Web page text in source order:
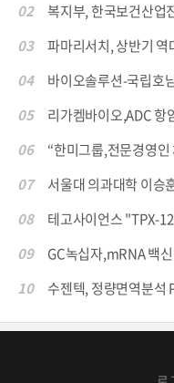
02
복지부, 한국보건산업
03
파마리서치, 상반기
04
바이오솔루션-국립호
05
리가켐바이오,ADC
06
“한미그룹,전문경영
07
서울대 의과대학 이승
08
테고사이언스 "TPX-
09
GC녹십자,mRNA 백
10
수젠텍, 정량면역분석